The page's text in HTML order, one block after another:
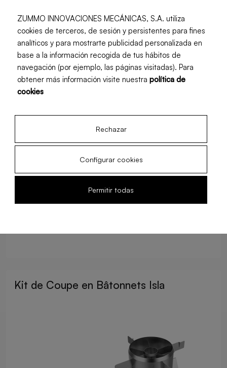
Kit de Coupe en Tranches Isla
Kit de Coupe en Bâtonnets Isla
ZUMMO INNOVACIONES MECÁNICAS, S.A. utiliza
cookies de terceros, de sesión y persistentes para fines
analíticos y para mostrarte publicidad personalizada en
base a la información recogida de tus hábitos de
navegación (por ejemplo, las páginas visitadas). Para
obtener más información visite nuestra política de
cookies
Rechazar
Configurar cookies
Permitir todas